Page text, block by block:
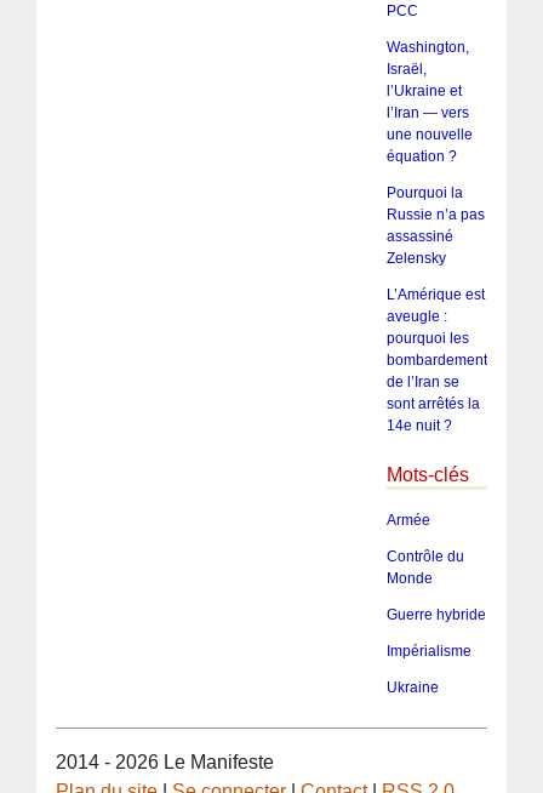
PCC
Washington,
Israël,
l’Ukraine et
l’Iran — vers
une nouvelle
équation ?
Pourquoi la
Russie n’a pas
assassiné
Zelensky
L’Amérique est
aveugle :
pourquoi les
bombardements
de l’Iran se
sont arrêtés la
14e nuit ?
Mots-clés
Armée
Contrôle du
Monde
Guerre hybride
Impérialisme
Ukraine
2014 - 2026 Le Manifeste